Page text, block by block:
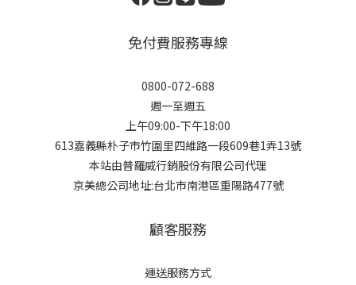
免付費服務專線
0800-072-688
週一至週五
上午09:00-下午18:00
613嘉義縣朴子市竹圍里四維路一段609巷1弄13號
本站由普羅威行銷股份有限公司代理
京美總公司地址:台北市南港區重陽路477號
顧客服務
運送服務方式